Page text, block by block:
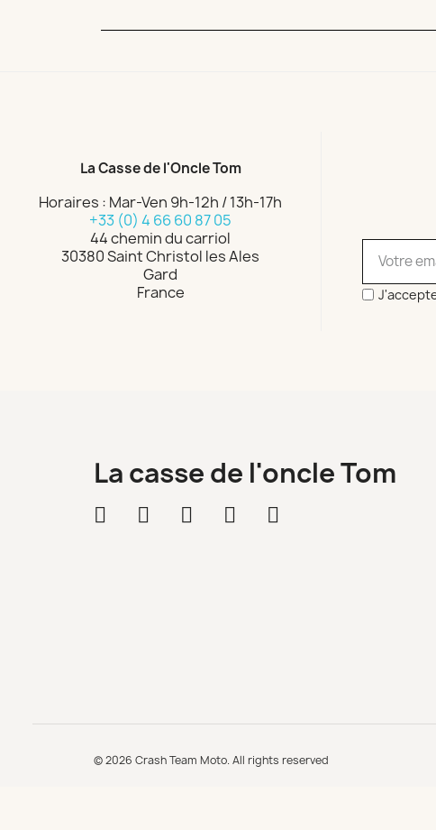
La Casse de l'Oncle Tom
Horaires : Mar-Ven 9h-12h / 13h-17h
+33 (0) 4 66 60 87 05
44 chemin du carriol
30380 Saint Christol les Ales
Gard
France
La casse de l'oncle Tom
© 2026 Crash Team Moto. All rights reserved